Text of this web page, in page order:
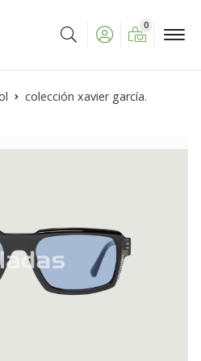
Buscar
0
colección xavier garcía.